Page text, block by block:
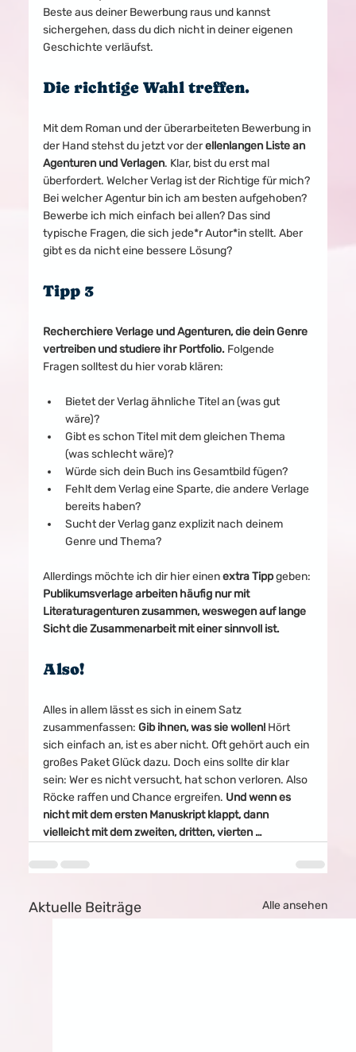
Beste aus deiner Bewerbung raus und kannst
sichergehen, dass du dich nicht in deiner eigenen
Geschichte verläufst.
Die richtige Wahl treffen.
Mit dem Roman und der überarbeiteten Bewerbung in
der Hand stehst du jetzt vor der ellenlangen Liste an
Agenturen und Verlagen. Klar, bist du erst mal
überfordert. Welcher Verlag ist der Richtige für mich?
Bei welcher Agentur bin ich am besten aufgehoben?
Bewerbe ich mich einfach bei allen? Das sind
typische Fragen, die sich jede*r Autor*in stellt. Aber
gibt es da nicht eine bessere Lösung?
Tipp 3
Recherchiere Verlage und Agenturen, die dein Genre
vertreiben und studiere ihr Portfolio. Folgende
Fragen solltest du hier vorab klären:
Bietet der Verlag ähnliche Titel an (was gut
wäre)?
Gibt es schon Titel mit dem gleichen Thema
(was schlecht wäre)?
Würde sich dein Buch ins Gesamtbild fügen?
Fehlt dem Verlag eine Sparte, die andere Verlage
bereits haben?
Sucht der Verlag ganz explizit nach deinem
Genre und Thema?
Allerdings möchte ich dir hier einen extra Tipp geben:
Publikumsverlage arbeiten häufig nur mit
Literaturagenturen zusammen, weswegen auf lange
Sicht die Zusammenarbeit mit einer sinnvoll ist.
Also!
Alles in allem lässt es sich in einem Satz
zusammenfassen: Gib ihnen, was sie wollen! Hört
sich einfach an, ist es aber nicht. Oft gehört auch ein
großes Paket Glück dazu. Doch eins sollte dir klar
sein: Wer es nicht versucht, hat schon verloren. Also
Röcke raffen und Chance ergreifen. Und wenn es
nicht mit dem ersten Manuskript klappt, dann
vielleicht mit dem zweiten, dritten, vierten …
Aktuelle Beiträge Alle ansehen